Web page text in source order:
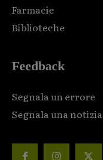
Farmacie
Biblioteche
Feedback
Segnala un errore
Segnala una notizia